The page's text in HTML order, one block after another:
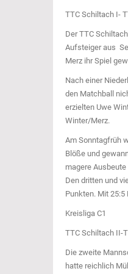
TTC Schiltach I-
Der TTC
Aufsteiger aus
Merz ihr Spiel
Nach einer
den Matchball
erzielten Uwe
Winter/Merz.
Am Sonntagfrüh
Blöße und
magere
Den dritten und
Punkten. Mit
Kreisliga C1
TTC Schiltach II-
Die zweite
hatte reichlich